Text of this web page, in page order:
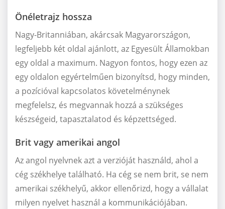
Önéletrajz hossza
Nagy-Britanniában, akárcsak Magyarországon,
legfeljebb két oldal ajánlott, az Egyesült Államokban
egy oldal a maximum. Nagyon fontos, hogy ezen az
egy oldalon egyértelműen bizonyítsd, hogy minden,
a pozícióval kapcsolatos követelménynek
megfelelsz, és megvannak hozzá a szükséges
készségeid, tapasztalatod és képzettséged.
Brit vagy amerikai angol
Az angol nyelvnek azt a verzióját használd, ahol a
cég székhelye található. Ha cég se nem brit, se nem
amerikai székhelyű, akkor ellenőrizd, hogy a vállalat
milyen nyelvet használ a kommunikációjában.